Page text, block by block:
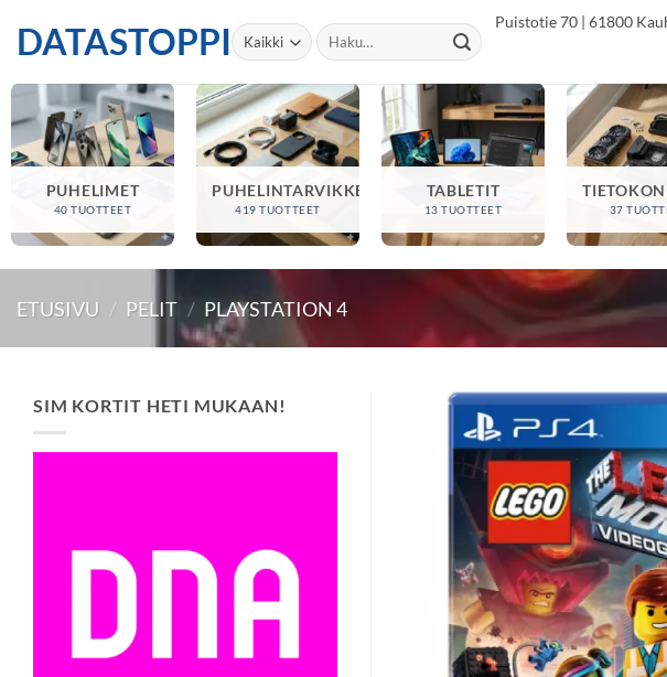
DATASTOPPI Etsi:
Puistotie 70 | 61800
PUHELIMET
40 TUOTTEET
PUHELINTARVIKKEET
419 TUOTTEET
TABLETIT
13 TUOTTEET 37
ETUSIVU / PELIT / PLAYSTATION 4
SIM KORTIT HETI MUKAAN!